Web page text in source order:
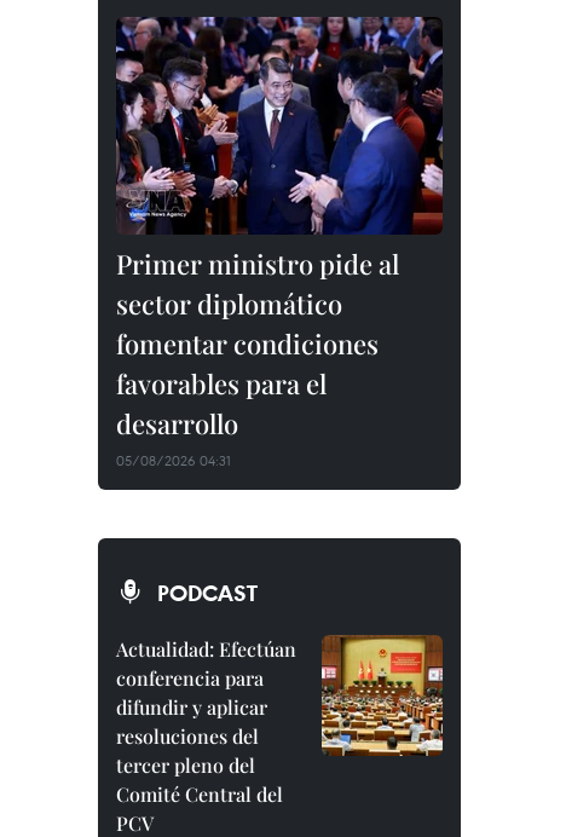
Primer ministro pide al
sector diplomático
fomentar condiciones
favorables para el
desarrollo
05/08/2026 04:31
PODCAST
Actualidad: Efectúan
conferencia para
difundir y aplicar
resoluciones del
tercer pleno del
Comité Central del
PCV